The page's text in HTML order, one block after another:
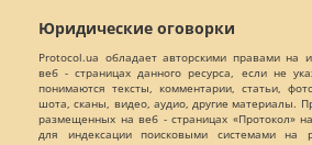
Юридические оговорки
Protocol.ua обладает авторскими правами на
веб - страницах данного ресурса, если не
понимаются тексты, комментарии, статьи,
шота, сканы, видео, аудио, другие материалы.
размещенных на веб - страницах «Протокол»
для индексации поисковыми системами на